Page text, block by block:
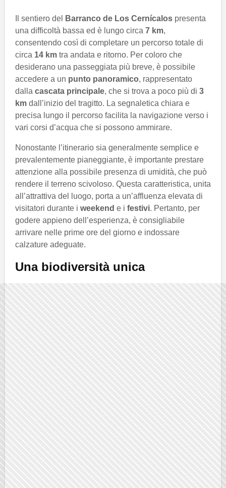
Il sentiero del Barranco de Los Cernícalos presenta
una difficoltà bassa ed è lungo circa 7 km,
consentendo così di completare un percorso totale di
circa 14 km tra andata e ritorno. Per coloro che
desiderano una passeggiata più breve, è possibile
accedere a un punto panoramico, rappresentato
dalla cascata principale, che si trova a poco più di 3
km dall’inizio del tragitto. La segnaletica chiara e
precisa lungo il percorso facilita la navigazione verso i
vari corsi d’acqua che si possono ammirare.
Nonostante l’itinerario sia generalmente semplice e
prevalentemente pianeggiante, è importante prestare
attenzione alla possibile presenza di umidità, che può
rendere il terreno scivoloso. Questa caratteristica, unita
all’attrattiva del luogo, porta a un’affluenza elevata di
visitatori durante i weekend e i festivi. Pertanto, per
godere appieno dell’esperienza, è consigliabile
arrivare nelle prime ore del giorno e indossare
calzature adeguate.
Una biodiversità unica